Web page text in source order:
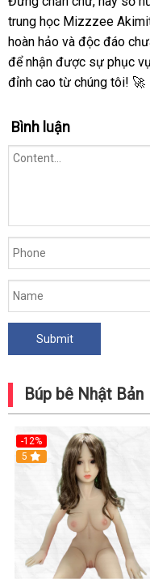
nữ
sinh
Mizzzee
Akimitsu
1m59
chính
hãng
trung học Mizzzee
hoàn hảo và độc đáo
để nhận được sự phục
đỉnh cao từ chúng tôi! 🚀
Bình luận
Búp bê Nhật Bản
-12%
5